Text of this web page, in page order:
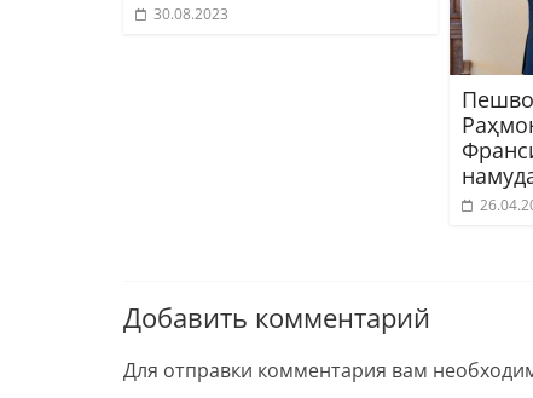
30.08.2023
Добавить комментарий
Для отправки комментария вам